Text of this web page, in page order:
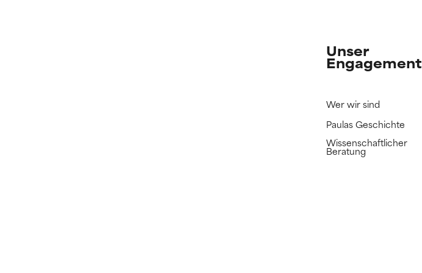
Unser
Engagement
Wer wir sind
Paulas Geschichte
Wissenschaftlicher
Beratung